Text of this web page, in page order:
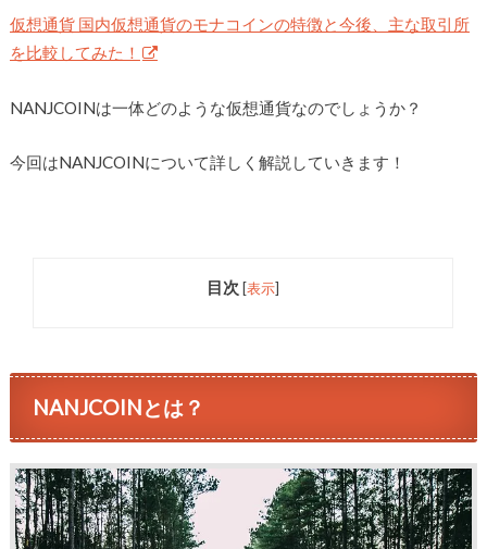
仮想通貨 国内仮想通貨のモナコインの特徴と今後、主な取引所
を比較してみた！
NANJCOINは一体どのような仮想通貨なのでしょうか？
今回はNANJCOINについて詳しく解説していきます！
目次 [表示]
NANJCOINとは？